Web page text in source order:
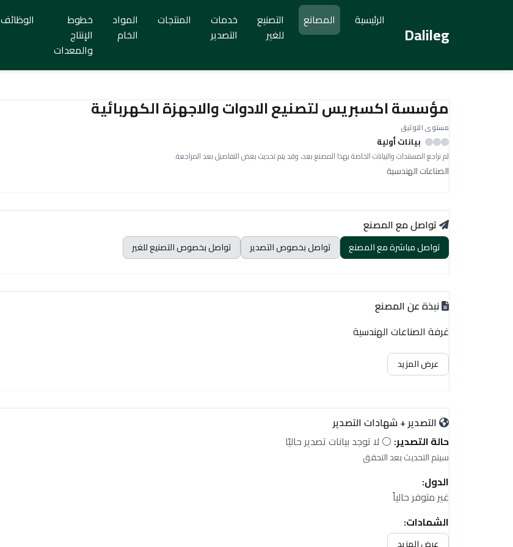
Dalileg
الرئيسية المصانع
التصنيع
للغير
خدمات
التصدير
المنتجات
المواد
الخام
خطوط
الإنتاج
والمعدات
الوظائف
مؤسسة اكسبريس لتصنيع الادوات والاجهزة الكهربائية
مستوى التوثيق
بيانات أولية
لم نراجع المستندات والبيانات الخاصة بهذا المصنع بعد، وقد يتم تحديث بعض التفاصيل بعد المراجعة.
الصناعات الهندسية
تواصل مع المصنع
تواصل مباشرة مع المصنع تواصل بخصوص التصدير تواصل بخصوص التصنيع للغير
نبذة عن المصنع
غرفة الصناعات الهندسية
عرض المزيد
التصدير + شهادات التصدير
حالة التصدير: ⚪ لا توجد بيانات تصدير حاليًا
سيتم التحديث بعد التحقق
الدول:
غير متوفر حالياً
الشهادات:
غير متوفر حالياً